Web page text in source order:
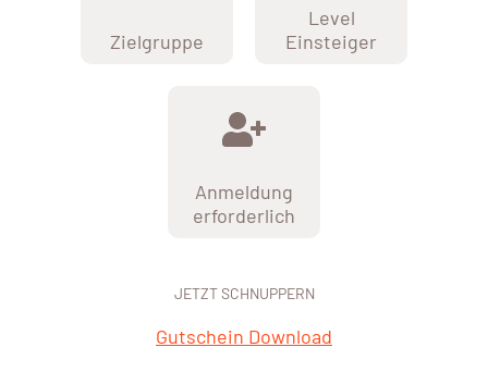
Zielgruppe
Level
Einsteiger
Anmeldung
erforderlich
JETZT SCHNUPPERN
Gutschein Download